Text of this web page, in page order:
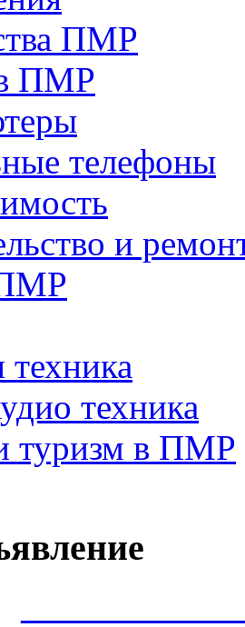
ПМР
ПМР
телефоны
и
техника
техника
туризм в ПМР